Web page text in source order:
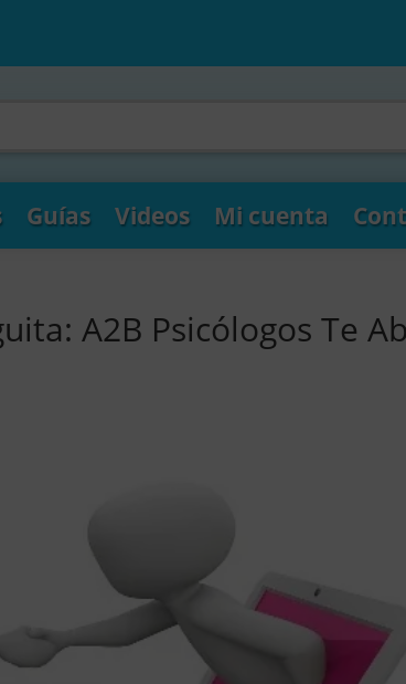
Guías Videos Mi cuenta
A2B Psicólogos Te